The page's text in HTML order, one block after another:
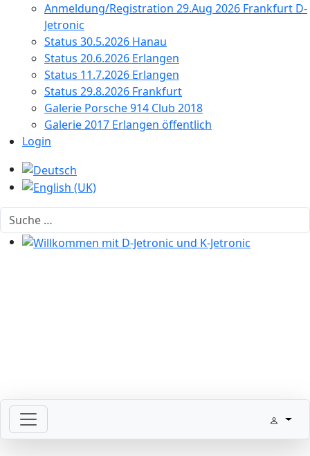
Anmeldung/Registration 29.Aug 2026 Frankfurt D-
Jetronic
Status 30.5.2026 Hanau
Status 20.6.2026 Erlangen
Status 11.7.2026 Erlangen
Status 29.8.2026 Frankfurt
Galerie Porsche 914 Club 2018
Galerie 2017 Erlangen öffentlich
Login
Sprache auswählen
Suchen
Willkommen mit der Zündung